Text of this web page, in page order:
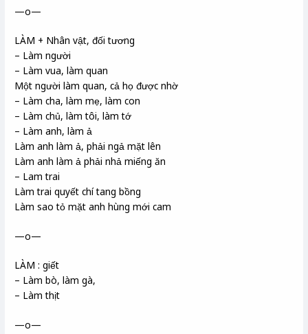
—o—
LÀM + Nhân vật, đối tương
– Làm người
– Làm vua, làm quan
Một người làm quan, cả họ được nhờ
– Làm cha, làm mẹ, làm con
– Làm chủ, làm tôi, làm tớ
– Làm anh, làm ả
Làm anh làm ả, phải ngả mặt lên
Làm anh làm ả phải nhả miếng ăn
– Lam trai
Làm trai quyết chí tang bồng
Làm sao tỏ mặt anh hùng mới cam
—o—
LÀM : giết
– Làm bò, làm gà,
– Làm thịt
—o—